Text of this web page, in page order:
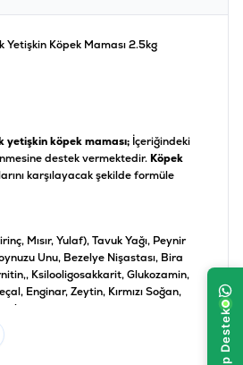
Yetişkin Köpek Maması 2.5kg
yetişkin köpek maması; İçeriğindeki
destek vermektedir. Köpek
karşılayacak şekilde formüle
Mısır, Yulaf), Tavuk Yağı, Peynir
Unu, Bezelye Nişastası, Bira
Ksilooligosakkarit, Glukozamin,
Enginar, Zeytin, Kırmızı Soğan,